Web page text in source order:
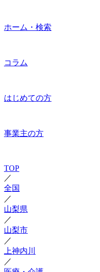
ホーム・検索
コラム
はじめての方
事業主の方
TOP
／
全国
／
山梨県
／
山梨市
／
上神内川
／